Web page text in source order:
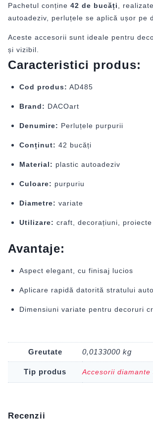
Pachetul conține 42 de bucăți ,
autoadeziv, perluțele se aplică ușor pe
Aceste accesorii sunt ideale pentru
și vizibil.
Caracteristici produs:
Cod produs: AD485
Brand: DACOart
Denumire: Perluțele purpurii
Conținut: 42 bucăți
Material: plastic autoadeziv
Culoare: purpuriu
Diametre: variate
Utilizare: craft, decorațiuni,
Avantaje:
Aspect elegant, cu finisaj lucios
Aplicare rapidă datorită stratului
Dimensiuni variate pentru decoruri
Greutate 0,0133000 kg
Tip produs Accesorii
Recenzii